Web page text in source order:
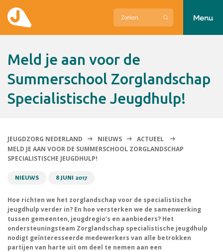
Hier zetten wij ons voor in
Over Jeugdzorg Nederland
Menu
Meld je aan voor de
Summerschool Zorglandschap
Specialistische Jeugdhulp!
JEUGDZORG NEDERLAND NIEUWS
ACTUEEL
MELD JE AAN VOOR DE SUMMERSCHOOL ZORGLANDSCHAP
SPECIALISTISCHE JEUGDHULP!
NIEUWS 8 JUNI 2017
Hoe richten we het zorglandschap voor de specialistische
jeugdhulp verder in? En hoe versterken we de samenwerking
tussen gemeenten, jeugdregio’s en aanbieders? Het
ondersteuningsteam Zorglandschap specialistische jeugdhulp
nodigt geïnteresseerde medewerkers van alle betrokken
partijen van harte uit om deel te nemen aan een